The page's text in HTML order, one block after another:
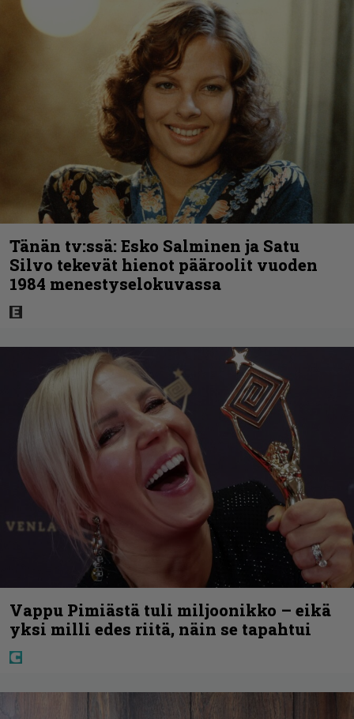
Tänän tv:ssä: Esko Salminen ja Satu
Silvo tekevät hienot pääroolit vuoden
1984 menestyselokuvassa
Vappu Pimiästä tuli miljoonikko – eikä
yksi milli edes riitä, näin se tapahtui